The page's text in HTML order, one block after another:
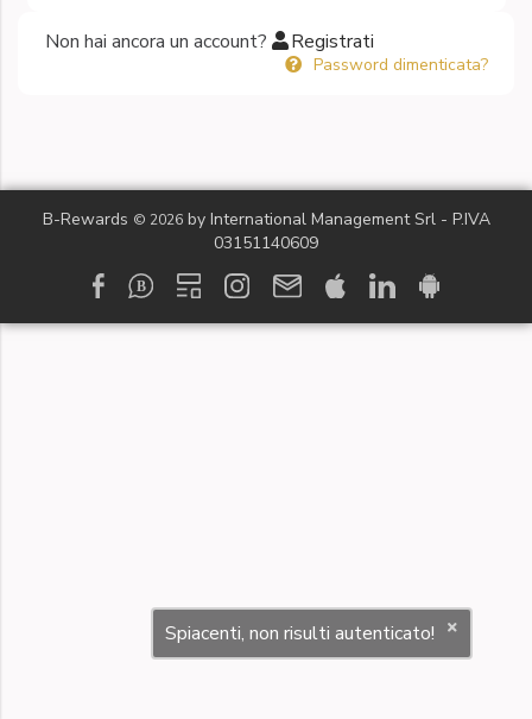
Non hai ancora un account? Registrati
Password dimenticata?
B-Rewards © 2026by International Management Srl - P.IVA
03151140609
Spiacenti, non risulti autenticato!